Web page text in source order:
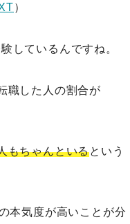
）
しているんですね。
職した人の割合が
もちゃんといるという
本気度が高いことが分